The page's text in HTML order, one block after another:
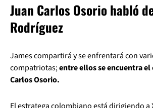
Juan Carlos Osorio habló
Rodríguez
James compartirá y se enfrentará con
compatriotas;entre ellos se encuentra
Carlos Osorio.